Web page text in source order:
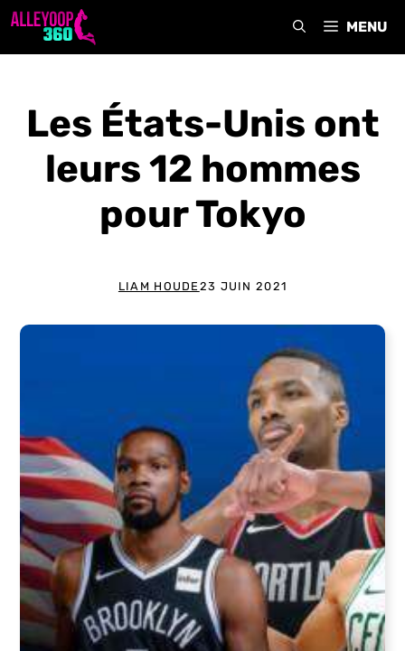
Aller
MENU
Les États-Unis ont
leurs 12 hommes
pour Tokyo
LIAM HOUDE 23 JUIN 2021